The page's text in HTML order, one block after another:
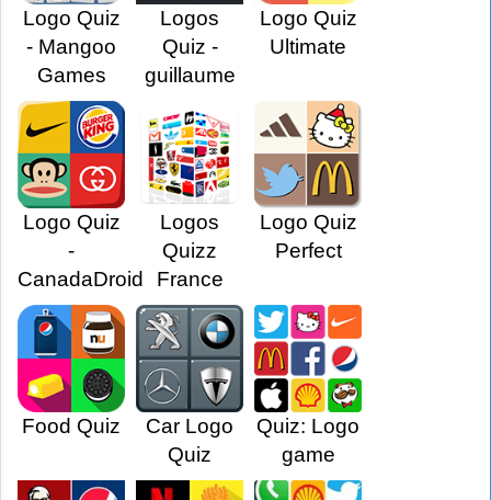
Logo Quiz
- Mangoo
Games
Logos
Quiz -
guillaume
Logo Quiz
Ultimate
Logo Quiz
-
CanadaDroid
Logos
Quizz
France
Logo Quiz
Perfect
Food Quiz
Car Logo
Quiz
Quiz: Logo
game